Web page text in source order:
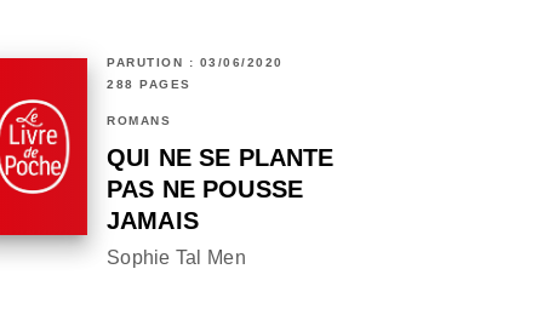
PARUTION : 03/06/2020
288 PAGES
ROMANS
QUI NE SE PLANTE
PAS NE POUSSE
JAMAIS
Sophie Tal Men